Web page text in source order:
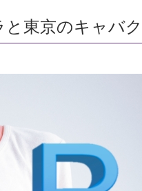
と東京のキャバ